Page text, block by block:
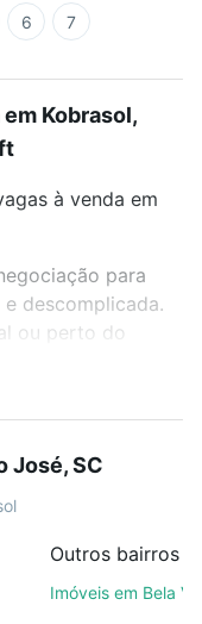
6 7
Kobrasol,
à venda em
para
descomplicada.
ou perto do
à venda em
seu sonho.
conta com
te ajudando
José, SC
Outros bairros
Imóveis em Bela